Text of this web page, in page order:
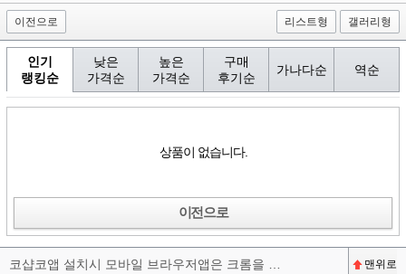
이전으로 리스트형 갤러리형
인기
랭킹순
낮은
가격순
높은
가격순
구매
후기순
가나다순 역순
상품이 없습니다.
이전으로
맨위로